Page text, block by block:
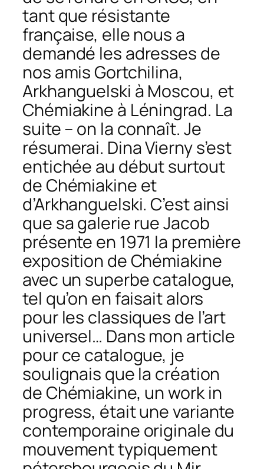
tant que résistante
française, elle nous a
demandé les adresses de
nos amis Gortchilina,
Arkhanguelski à Moscou, et
Chémiakine à Léningrad. La
suite – on la connaît. Je
résumerai. Dina Vierny s’est
entichée au début surtout
de Chémiakine et
d’Arkhanguelski. C’est ainsi
que sa galerie rue Jacob
présente en 1971 la première
exposition de Chémiakine
avec un superbe catalogue,
tel qu’on en faisait alors
pour les classiques de l’art
universel… Dans mon article
pour ce catalogue, je
soulignais que la création
de Chémiakine, unwork in
progress, était une variante
contemporaine originale du
mouvement typiquement